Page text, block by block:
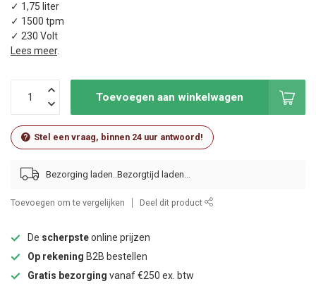
✓ 1,75 liter
✓ 1500 tpm
✓ 230 Volt
Lees meer.
Toevoegen aan winkelwagen
Stel een vraag, binnen 24 uur antwoord!
Bezorging laden..
Toevoegen om te vergelijken Deel dit product
De scherpsteonline prijzen
Op rekening B2B bestellen
Gratis bezorging vanaf €250 ex. btw